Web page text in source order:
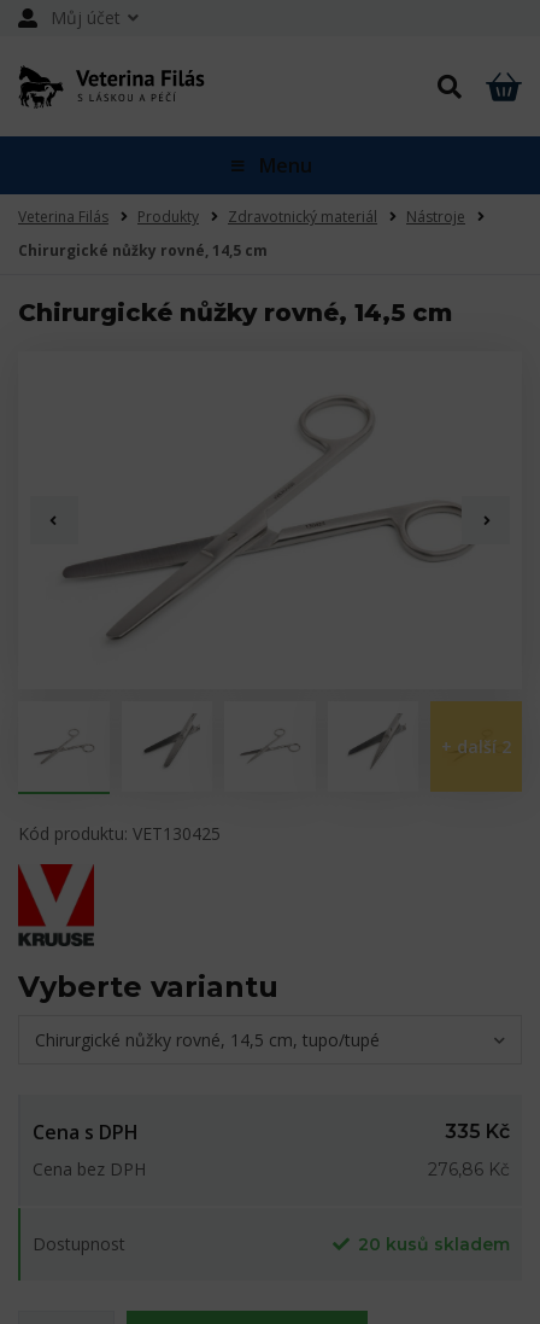
Můj účet
Menu
Veterina Filás Produkty Zdravotnický materiál
Nástroje
Chirurgické nůžky rovné, 14,5 cm
Chirurgické nůžky rovné, 14,5 cm
+ další 2
Kód produktu: VET130425
Vyberte variantu
Chirurgické nůžky rovné, 14,5 cm, tupo/tupé
Cena s DPH
335 Kč
Cena bez DPH
276,86 Kč
Dostupnost 20 kusů skladem